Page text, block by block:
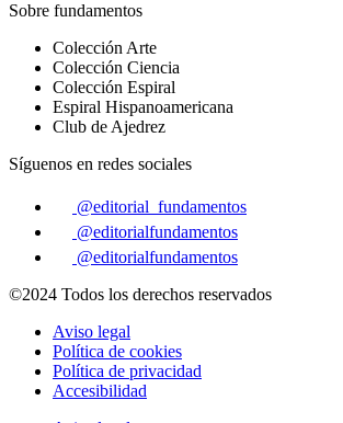
Sobre fundamentos
Colección Arte
Colección Ciencia
Colección Espiral
Espiral Hispanoamericana
Club de Ajedrez
Síguenos en redes sociales
@editorial_fundamentos
@editorialfundamentos
@editorialfundamentos
©2024 Todos los derechos reservados
Aviso legal
Política de cookies
Política de privacidad
Accesibilidad